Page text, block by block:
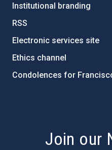
Institutional branding
RSS
Electronic services site
Ethics channel
Condolences for
Join our